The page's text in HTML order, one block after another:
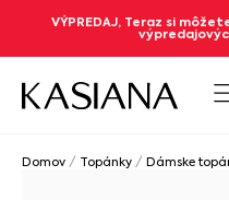
VÝPREDAJ, Teraz si
Domov / Topánky / Dámske